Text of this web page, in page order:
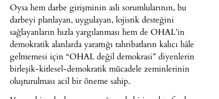
Oysa hem darbe girişminin asli sorumlularının, bu
darbeyi planlayan, uygulayan, lojistik desteğini
sağlayanların hızla yargılanması hem de OHAL’in
demokratik alanlarda yarattığı tahribatların kalıcı hâle
gelmemesi için “OHAL değil demokrasi” diyenlerin
birleşik-kitlesel-demokratik mücadele zeminlerinin
oluşturulması acil bir öneme sahip.